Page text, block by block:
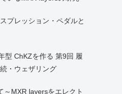
プレッション・ペダルと
型 ChKZを作る 第9回 履
・ウェザリング
～MXR layersをエレクト